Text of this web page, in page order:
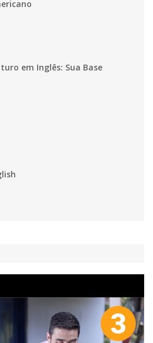
em Inglês: Sua Base